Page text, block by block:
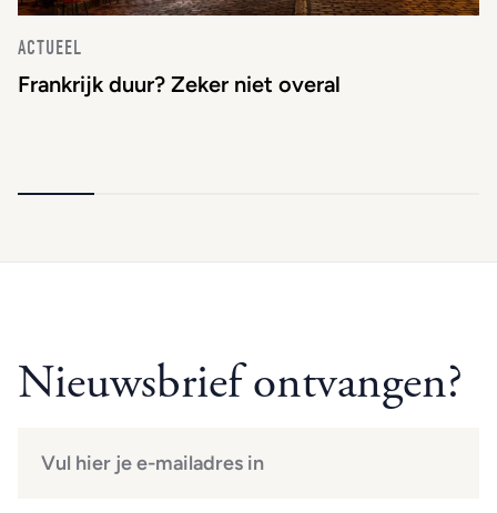
ACTUEEL
Frankrijk duur? Zeker niet overal
Nieuwsbrief ontvangen?